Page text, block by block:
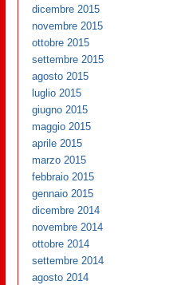
dicembre 2015
novembre 2015
ottobre 2015
settembre 2015
agosto 2015
luglio 2015
giugno 2015
maggio 2015
aprile 2015
marzo 2015
febbraio 2015
gennaio 2015
dicembre 2014
novembre 2014
ottobre 2014
settembre 2014
agosto 2014